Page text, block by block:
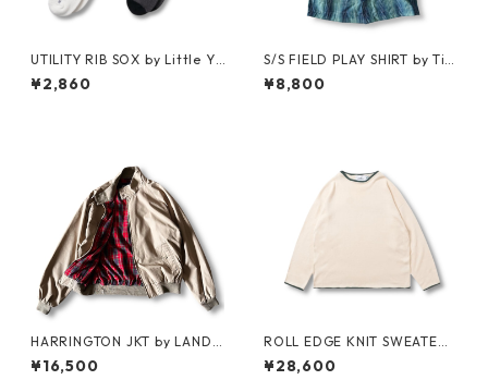
UTILITY RIB SOX by Little Ya
rmouth
¥2,860
S/S FIELD PLAY SHIRT by Ti
mberland
¥8,800
HARRINGTON JKT by LAND
S'END
¥16,500
ROLL EDGE KNIT SWEATER
by Little Yarmouth
¥28,600